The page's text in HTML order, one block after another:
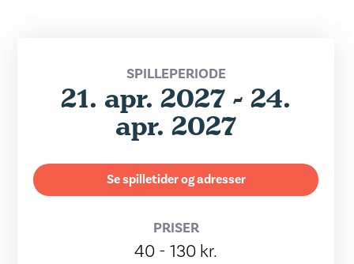
SPILLEPERIODE
21. apr. 2027 - 24.
apr. 2027
Se spilletider og adresser
PRISER
40 - 130 kr.